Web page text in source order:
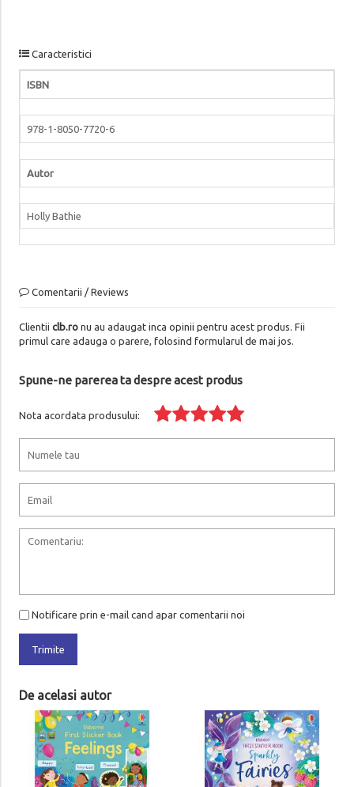
Caracteristici
ISBN
978-1-8050-7720-6
Autor
Holly Bathie
Comentarii / Reviews
Clientii clb.ronu au adaugat inca opinii pentru acest produs. Fii
primul care adauga o parere, folosind formularul de mai jos.
Spune-ne parerea ta despre acest produs
Nota acordata produsului:
Notificare prin e-mail cand apar comentarii noi
Trimite
De acelasi autor